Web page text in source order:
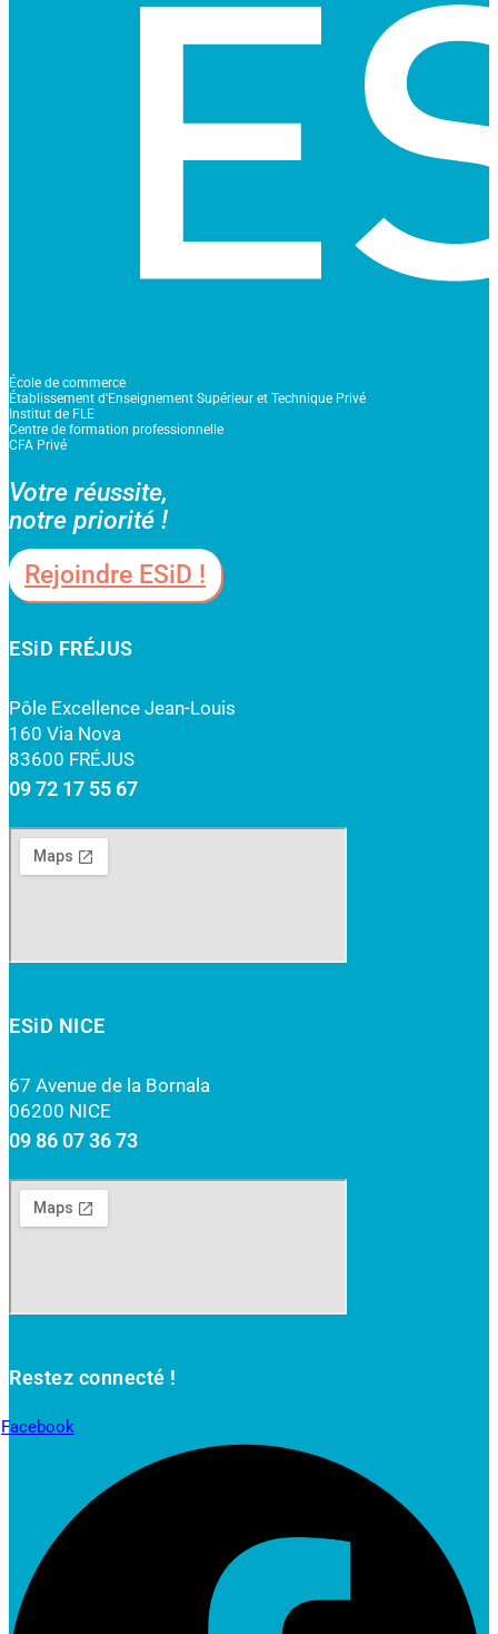
École de commerce
Établissement d'Enseignement Supérieur et Technique Privé
Institut de FLE
Centre de formation professionnelle
CFA Privé
Votre réussite,
notre priorité !
Rejoindre ESiD !
ESiD FRÉJUS
Pôle Excellence Jean-Louis
160 Via Nova
83600 FRÉJUS
09 72 17 55 67
ESiD NICE
67 Avenue de la Bornala
06200 NICE
09 86 07 36 73
Restez connecté !
Facebook